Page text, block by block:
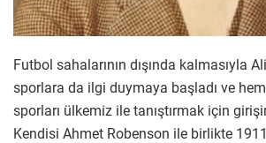
Futbol sahalarının dışında kalmasıyla
sporlara da ilgi duymaya başladı ve
sporları ülkemiz ile tanıştırmak için
Kendisi Ahmet Robenson ile birlikte 1911